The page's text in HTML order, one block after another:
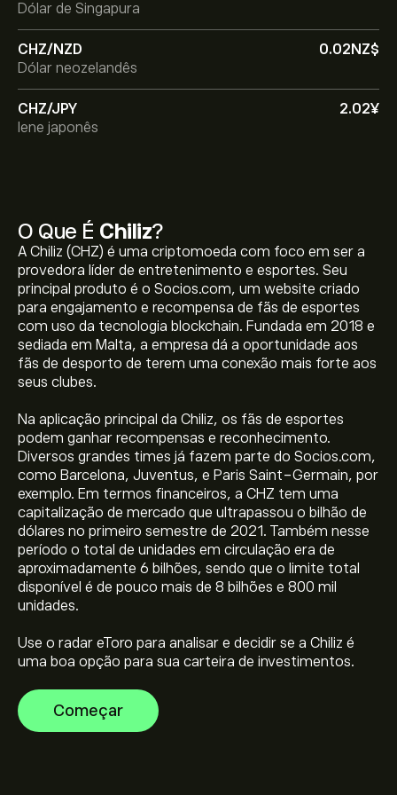
Dólar de Singapura
CHZ/NZD
0.02‎NZ$‎
Dólar neozelandês
CHZ/JPY
2.02‎¥‎
Iene japonês
O Que É Chiliz?
A Chiliz (CHZ) é uma criptomoeda com foco em ser a
provedora líder de entretenimento e esportes. Seu
principal produto é o Socios.com, um website criado
para engajamento e recompensa de fãs de esportes
com uso da tecnologia blockchain. Fundada em 2018 e
sediada em Malta, a empresa dá a oportunidade aos
fãs de desporto de terem uma conexão mais forte aos
seus clubes.
Na aplicação principal da Chiliz, os fãs de esportes
podem ganhar recompensas e reconhecimento.
Diversos grandes times já fazem parte do Socios.com,
como Barcelona, Juventus, e Paris Saint-Germain, por
exemplo. Em termos financeiros, a CHZ tem uma
capitalização de mercado que ultrapassou o bilhão de
dólares no primeiro semestre de 2021. Também nesse
período o total de unidades em circulação era de
aproximadamente 6 bilhões, sendo que o limite total
disponível é de pouco mais de 8 bilhões e 800 mil
unidades.
Use o radar eToro para analisar e decidir se a Chiliz é
uma boa opção para sua carteira de investimentos.
Começar
O preço atual de CHZ é 0.01278‎$‎
A capitalização bolsista de Chiliz é 133.97M‎$‎
O preço mais elevado de Chiliz é 0.58310‎$‎
21.36M